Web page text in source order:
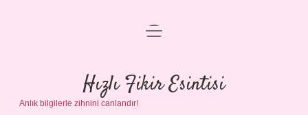
Anasayfa
Gizlilik Politikası
Yasal Uyarı
menüyü
Hızlı Fikir Esintisi
Anlık bilgilerle zihnini canlandır!